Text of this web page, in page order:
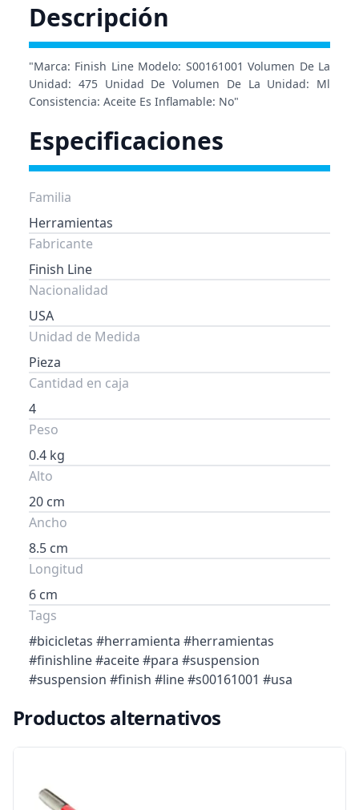
Descripción
"Marca: Finish Line Modelo: S00161001 Volumen De La
Unidad: 475 Unidad De Volumen De La Unidad: Ml
Consistencia: Aceite Es Inflamable: No"
Especificaciones
Familia
Herramientas
Fabricante
Finish Line
Nacionalidad
USA
Unidad de Medida
Pieza
Cantidad en caja
4
Peso
0.4 kg
Alto
20 cm
Ancho
8.5 cm
Longitud
6 cm
Tags
#bicicletas #herramienta #herramientas
#finishline #aceite #para #suspension
#suspension #finish #line #s00161001 #usa
Productos alternativos